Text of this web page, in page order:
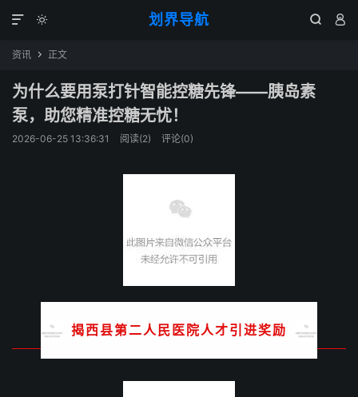
划界导航
  

资讯  正文
为什么要用泵打针智能控糖先锋——胰岛素
泵，助您精准控糖无忧！
2026-06-25 13:36:31 阅读(2) 评论(0)
揭西县第二人民医院人才引进奖励